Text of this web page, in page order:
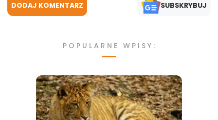
DODAJ KOMENTARZ SUBSKRYBUJ
POPULARNE WPISY: